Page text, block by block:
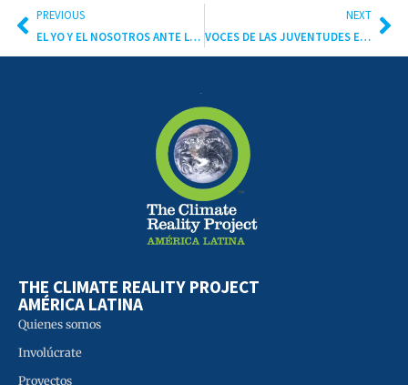
PREVIOUS
EL YO Y EL NOSOTROS ANTE LA CRISIS CLIMÁTICA
NEXT
VOCES DE LAS JUVENTUDES EN LA COP26
THE CLIMATE REALITY PROJECT
AMÉRICA LATINA
Quienes somos
Involúcrate
Proyectos